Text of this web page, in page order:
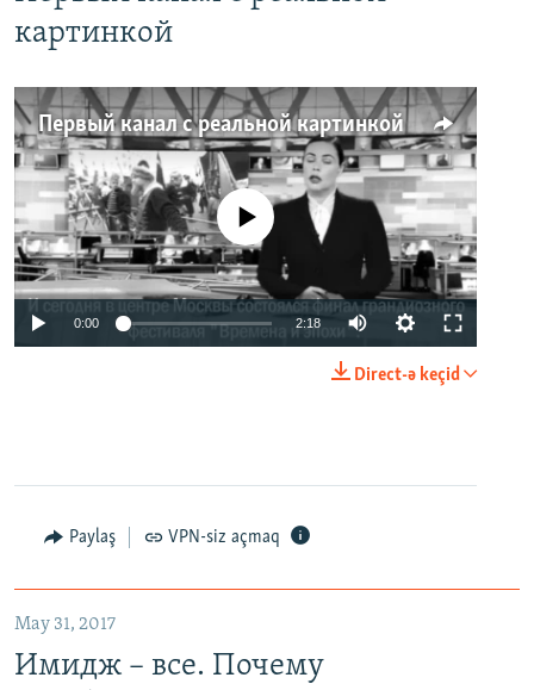
картинкой
Первый канал с реальной картинкой
No media source currently available
0:00 2:18
Direct-ə keçid
Paylaş VPN-siz açmaq
May 31, 2017
Имидж – все. Почему